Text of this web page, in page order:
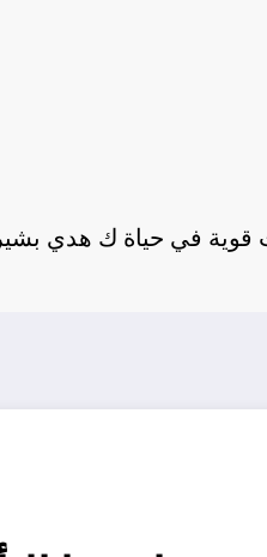
في حياة ك هدي بشير